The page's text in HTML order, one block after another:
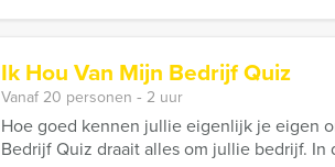
Ik Hou Van Mijn Bedrijf Quiz
Vanaf 20 personen ‐ 2 uur
Hoe goed kennen jullie eigenlijk je eigen
Bedrijf Quiz draait alles om jullie bedrijf.